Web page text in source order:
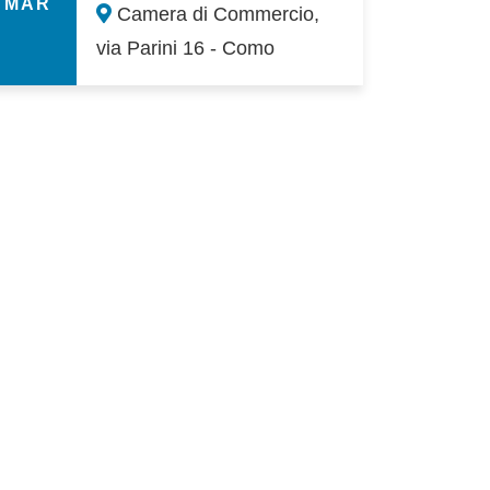
Camera di Commercio,
via Parini 16 - Como